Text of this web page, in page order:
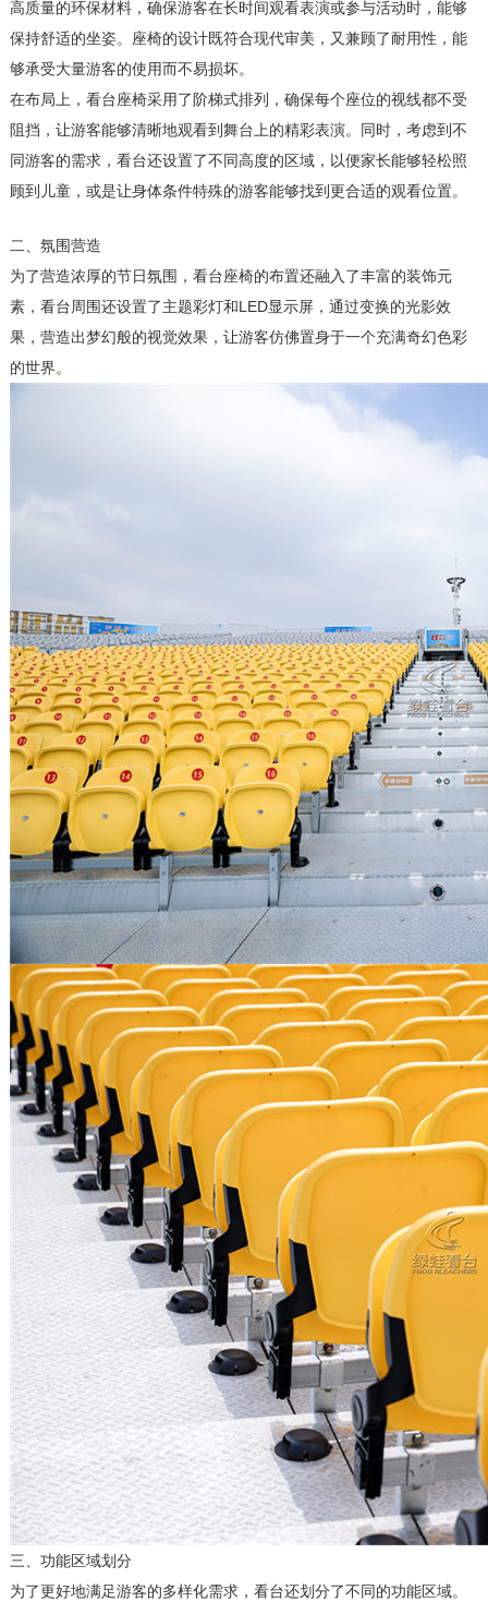
高质量的环保材料，确保游客在长时间观看表演或参与活动时，能够
保持舒适的坐姿。座椅的设计既符合现代审美，又兼顾了耐用性，能
够承受大量游客的使用而不易损坏。
在布局上，看台座椅采用了阶梯式排列，确保每个座位的视线都不受
阻挡，让游客能够清晰地观看到舞台上的精彩表演。同时，考虑到不
同游客的需求，看台还设置了不同高度的区域，以便家长能够轻松照
顾到儿童，或是让身体条件特殊的游客能够找到更合适的观看位置。
二、氛围营造
为了营造浓厚的节日氛围，看台座椅的布置还融入了丰富的装饰元
素，看台周围还设置了主题彩灯和LED显示屏，通过变换的光影效
果，营造出梦幻般的视觉效果，让游客仿佛置身于一个充满奇幻色彩
的世界。
三、功能区域划分
为了更好地满足游客的多样化需求，看台还划分了不同的功能区域。